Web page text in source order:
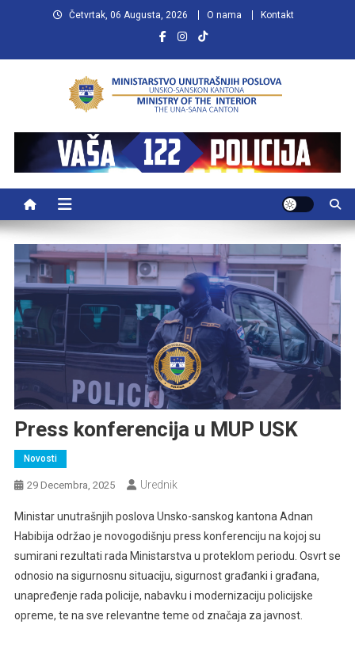
Četvrtak, 06 Augusta, 2026 O nama Kontakt
MUP USK
Press konferencija u MUP USK
Novosti
29 Decembra, 2025 Urednik
Ministar unutrašnjih poslova Unsko-sanskog kantona Adnan
Habibija održao je novogodišnju press konferenciju na kojoj su
sumirani rezultati rada Ministarstva u proteklom periodu. Osvrt se
odnosio na sigurnosnu situaciju, sigurnost građanki i građana,
unapređenje rada policije, nabavku i modernizaciju policijske
opreme, te na sve relevantne teme od značaja za javnost.